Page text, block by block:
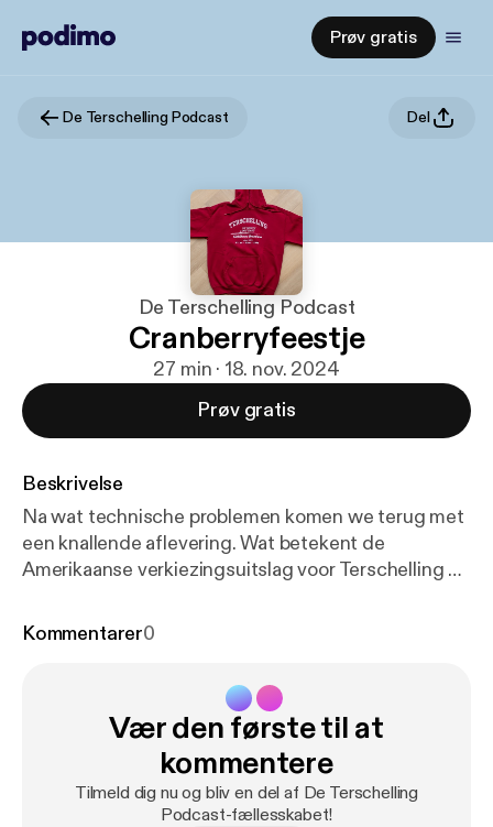
Prøv gratis
De Terschelling Podcast Del
De Terschelling Podcast
Cranberryfeestje
27 min · 18. nov. 2024
Prøv gratis
Beskrivelse
Na wat technische problemen komen we terug met
een knallende aflevering. Wat betekent de
Amerikaanse verkiezingsuitslag voor Terschelling en
aangedaan? We nemen eindelijk goed de tijd om de
Kommentarer0
Vær den første til at
kommentere
Tilmeld dig nu og bliv en del af De Terschelling
Podcast-fællesskabet!